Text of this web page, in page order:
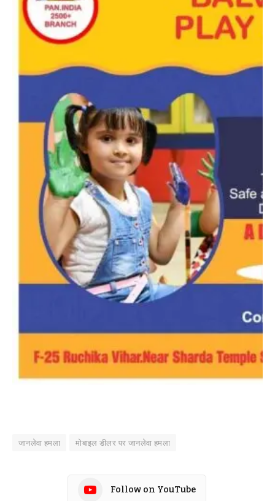
जानलेवा हमला मोबाइल डीलर पर जानलेवा हमला
Follow on YouTube